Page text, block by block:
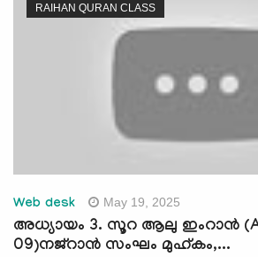
RAIHAN QURAN CLASS
Web desk May 19, 2025
അധ്യായം 3. സൂറ ആലു ഇംറാന്‍
09)നജ്‌റാൻ സംഘം മുഹ്‌കം,...